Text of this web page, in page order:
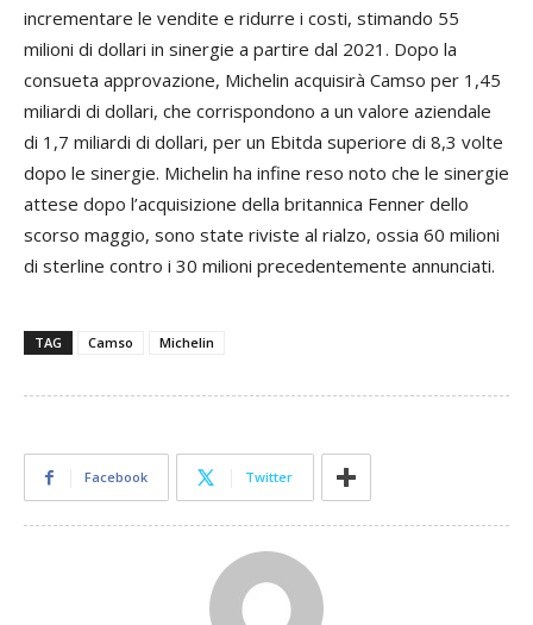
incrementare le vendite e ridurre i costi, stimando 55
milioni di dollari in sinergie a partire dal 2021. Dopo la
consueta approvazione, Michelin acquisirà Camso per 1,45
miliardi di dollari, che corrispondono a un valore aziendale
di 1,7 miliardi di dollari, per un Ebitda superiore di 8,3 volte
dopo le sinergie. Michelin ha infine reso noto che le sinergie
attese dopo l’acquisizione della britannica Fenner dello
scorso maggio, sono state riviste al rialzo, ossia 60 milioni
di sterline contro i 30 milioni precedentemente annunciati.
TAG Camso Michelin
Facebook Twitter